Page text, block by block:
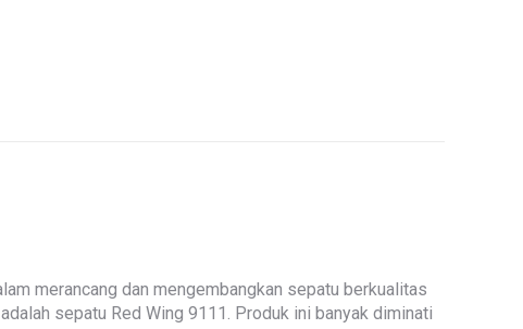
merancang dan mengembangkan sepatu berkualitas
sepatu Red Wing 9111. Produk ini banyak diminati